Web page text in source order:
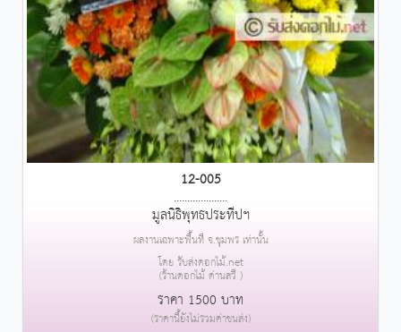
12-005
....................
มูลนิธิพุทธประทีปฯ
ผลงานเฉพาะพื้นที่ จ.ชุมพร เท่านั้น
โดย รับส่งดอกไม้.net
(ร้านดอกไม้ ด่านสวี )
ราคา 1500 บาท
(ราคานี้ยังไม่รวมค่าขนส่ง)